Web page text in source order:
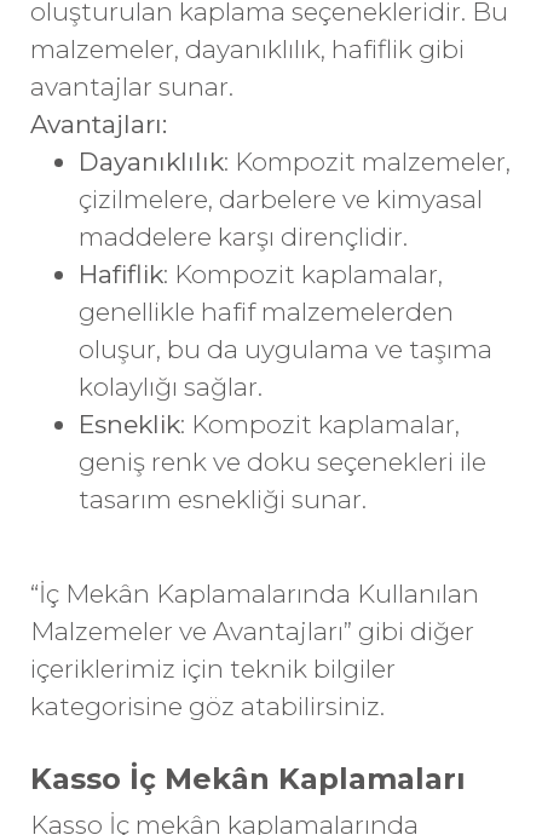
oluşturulan kaplama seçenekleridir. Bu
malzemeler, dayanıklılık, hafiflik gibi
avantajlar sunar.
Avantajları:
Dayanıklılık: Kompozit malzemeler,
çizilmelere, darbelere ve kimyasal
maddelere karşı dirençlidir.
Hafiflik: Kompozit kaplamalar,
genellikle hafif malzemelerden
oluşur, bu da uygulama ve taşıma
kolaylığı sağlar.
Esneklik: Kompozit kaplamalar,
geniş renk ve doku seçenekleri ile
tasarım esnekliği sunar.
“İç Mekân Kaplamalarında Kullanılan
Malzemeler ve Avantajları” gibi diğer
içeriklerimiz için teknik bilgiler
kategorisine göz atabilirsiniz.
Kasso İç Mekân Kaplamaları
Kasso İç mekân kaplamalarında